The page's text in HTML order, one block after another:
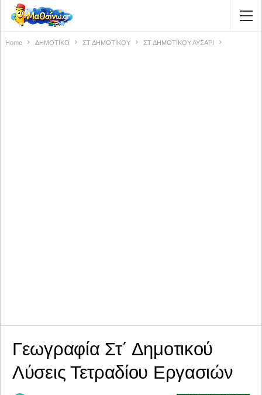
Home ΔΗΜΟΤΙΚΟ ΣΤ ΔΗΜΟΤΙΚΟΥ ΣΤ ΔΗΜΟΤΙΚΟΥ ΛΥΣΑΡΙ
Γεωγραφία Στ΄ Δημοτικού
Λύσεις Τετραδίου Εργασιών